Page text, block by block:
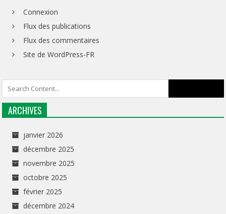
Connexion
Flux des publications
Flux des commentaires
Site de WordPress-FR
ARCHIVES
janvier 2026
décembre 2025
novembre 2025
octobre 2025
février 2025
décembre 2024